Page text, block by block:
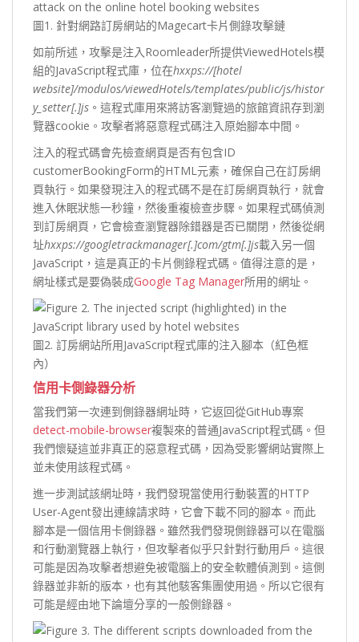
圖1. 針對網路訂房網站的Magecart卡片側錄攻擊鏈
如前所述，攻擊是注入Roomleader所提供ViewedHotels模
組的JavaScript程式庫，位在hxxps://[hotel
website]/modulos/viewedHotels/templates/public/js/histor
y_setter[.]js 。這程式庫用來將訪客瀏覽過的旅館資訊存到瀏
覽器cookie。攻擊者將惡意程式碼注入原始腳本中間。
注入的程式碼會先檢查網頁是否有包含ID
customerBookingForm的HTML元素，確保自己在訂房網
頁執行。如果發現注入的程式碼不是在訂房網頁執行，就會
進入休眠狀態一秒鐘，然後重複檢查步驟。如果程式碼偵測
到訂房網頁，它會檢查瀏覽器除錯器是否已關閉，然後從網
址hxxps://googletrackmanager[.]com/gtm[.]js載入另一個
JavaScript，這是真正的卡片側錄程式碼。值得注意的是，
網址樣式是要偽裝成Google Tag Manager所用的網址。
圖2. 訂房網站所用JavaScript程式庫的注入腳本（紅色框
內）
信用卡側錄器分析
當我們第一次連到側錄器網址時，它返回從GitHub專案
detect-mobile-browser複製來的普通JavaScript程式碼。但
我們懷疑這並非真正的惡意程式碼，因為受影響網站實際上
並未使用該程式碼。
進一步測試該網址時，我們發現當使用行動裝置的HTTP
User-Agent發出連線請求時，它會下載不同的腳本。而此
腳本是一個信用卡側錄器。雖然我們發現側錄器可以在電腦
和行動瀏覽器上執行，但攻擊者似乎只針對行動用戶。這很
可能是因為攻擊者想避免被電腦上的安全軟體偵測到。這側
錄器並非新的版本，也有其他駭客集團使用過。所以它很有
可能是經由地下論壇分享的一般側錄器。